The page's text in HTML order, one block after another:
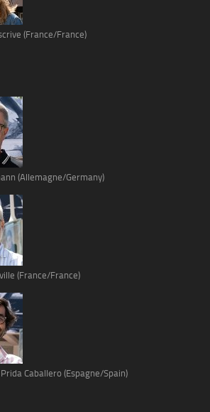
(France/France)
(Allemagne/Germany)
(France/France)
Caballero (Espagne/Spain)